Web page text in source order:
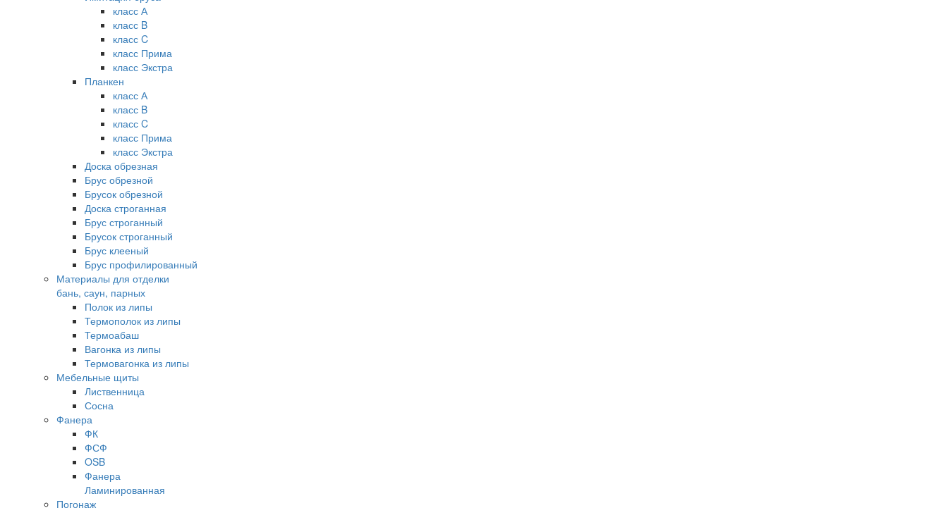
класс А
класс B
класс C
класс Прима
класс Экстра
Планкен
класс А
класс B
класс C
класс Прима
класс Экстра
Доска обрезная
Брус обрезной
Брусок обрезной
Доска строганная
Брус строганный
Брусок строганный
Брус клееный
Брус профилированный
Материалы для отделки
бань, саун, парных
Полок из липы
Термополок из липы
Термоабаш
Вагонка из липы
Термовагонка из липы
Мебельные щиты
Лиственница
Сосна
Фанера
ФК
ФСФ
OSB
Фанера
Ламинированная
Погонаж